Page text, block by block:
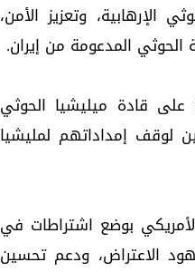
الإرهابية، وتعزيز الأمن،
المدعومة من إيران.
على قادة ميليشيا الحوثي
لوقف إمداداتهم لمليشيا
بوضع اشتراطات في
الاعتراض، ودعم تحسين